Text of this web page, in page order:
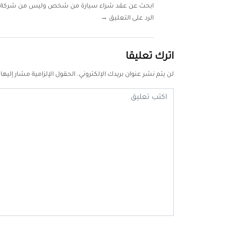
ابحث عن عقد شراء سيارة من شخص وليس من شركة
الرد على التعليق →
اترك تعليقا
لن يتم نشر عنوان بريدك الإلكتروني. الحقول الإلزامية مشار إليها